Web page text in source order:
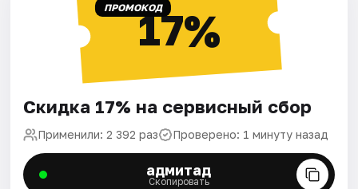
ПРОМОКОД17%
Скидка 17% на сервисный сбор
Применили: 2 392 раз Проверено: 1 минуту назад
адмитад
Скопировать